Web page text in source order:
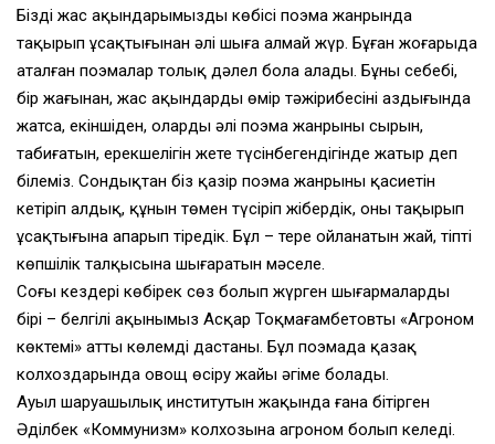
Біздің жас ақындарымыздың көбісі поэма жанрында
тақырып ұсақтығынан әлі шыға алмай жүр. Бұған жоғарыда
аталған поэмалар толық дәлел бола алады. Бұның себебі,
бір жағынан, жас ақындардың өмір тәжірибесінің аздығында
жатса, екіншіден, олардың әлі поэма жанрының сырын,
табиғатын, ерекшелігін жете түсінбегендігінде жатыр деп
білеміз. Сондықтан біз қазір поэма жанрының қасиетін
кетіріп алдық, құнын төмен түсіріп жібердік, оны тақырып
ұсақтығына апарып тіредік. Бұл – терең ойланатын жай, тіпті
көпшілік талқысына шығаратын мәселе.
Соңғы кездері көбірек сөз болып жүрген шығармалардың
бірі – белгілі ақынымыз Асқар Тоқмағамбетовтың «Агроном
көктемі» атты көлемді дастаны. Бұл поэмада қазақ
колхоздарында овощ өсіру жайы әңгіме болады.
Ауыл шаруашылық институтын жақында ғана бітірген
Әділбек «Коммунизм» колхозына агроном болып келеді.